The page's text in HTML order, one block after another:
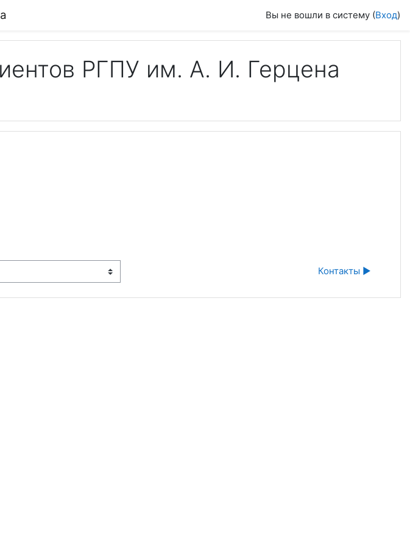
Вы не вошли в систему (Вход)
РГПУ им. А. И. Герцена
Контакты ▶︎